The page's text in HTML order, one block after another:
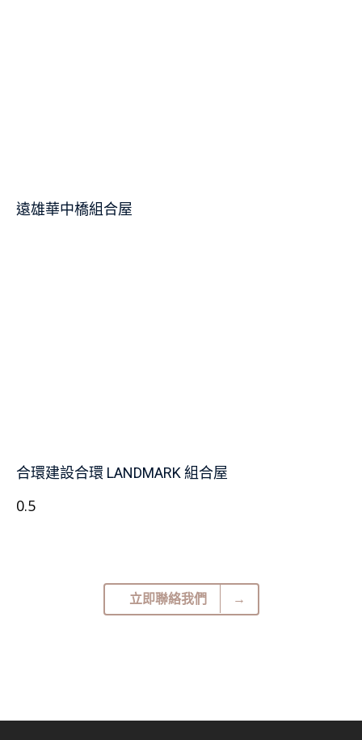
遠雄華中橋組合屋
合環建設合環 LANDMARK 組合屋
立即聯絡我們 →